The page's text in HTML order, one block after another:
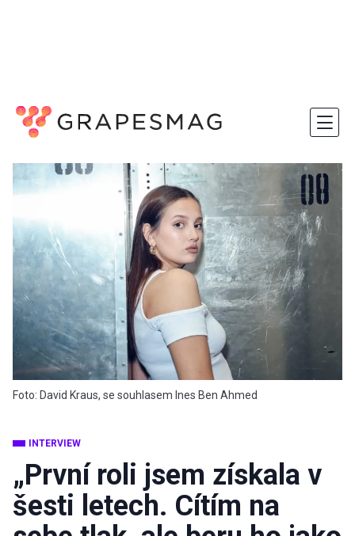
Foto: David Kraus, se souhlasem Ines Ben Ahmed
INTERVIEW
„První roli jsem získala v
šesti letech. Cítím na